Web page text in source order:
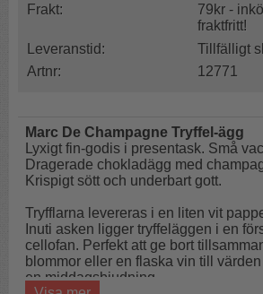
Frakt:
79kr -
fraktfritt!
Leveranstid:
Tillfälligt
Artnr:
12771
Marc De Champagne Tryffel-ägg
Lyxigt fin-godis i presentask. Små
Dragerade chokladägg med
Krispigt sött och underbart gott.
Tryfflarna levereras i en liten vit
Inuti asken ligger tryffeläggen i en
cellofan. Perfekt att ge bort
blommor eller en flaska vin till
en middagsbjudning.